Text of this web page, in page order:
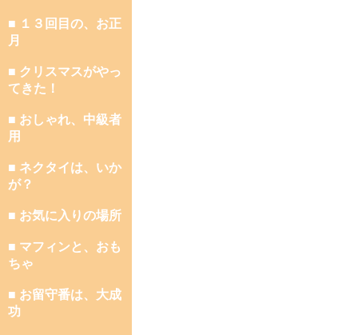
■ １３回目の、お正
月
■ クリスマスがやっ
てきた！
■ おしゃれ、中級者
用
■ ネクタイは、いか
が？
■ お気に入りの場所
■ マフィンと、おも
ちゃ
■ お留守番は、大成
功